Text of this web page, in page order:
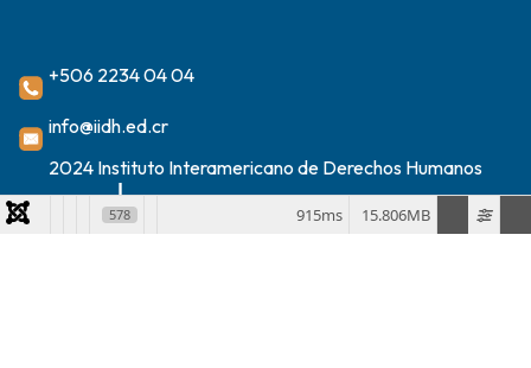
+506 2234 04 04
info@iidh.ed.cr
2024 Instituto Interamericano de Derechos Humanos
578 15.806MB
915ms